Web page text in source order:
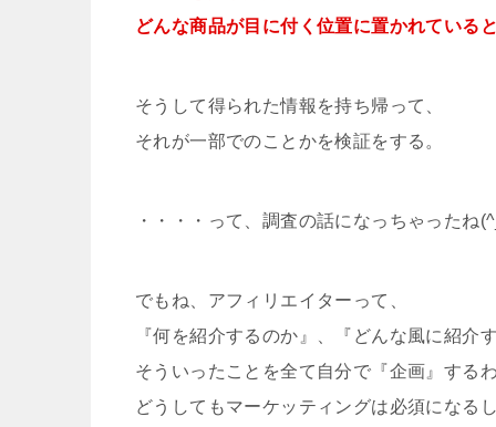
どんな商品が目に付く位置に置かれている
そうして得られた情報を持ち帰って、
それが一部でのことかを検証をする。
・・・・って、調査の話になっちゃったね
でもね、アフィリエイターって、
『何を紹介するのか』、『どんな風に紹介
そういったことを全て自分で『企画』するわ
どうしてもマーケッティングは必須になる